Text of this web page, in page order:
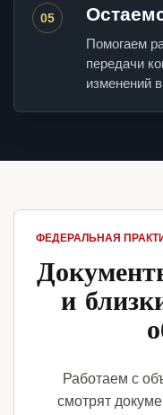
05
Помогаем
передачи
изменений
ФЕДЕРАЛЬНАЯ
и
Работаем с
смотрят